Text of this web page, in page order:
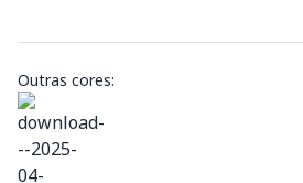
Outras cores: